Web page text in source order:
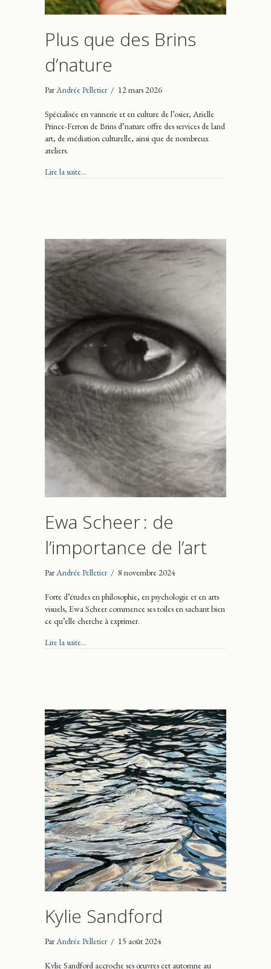
Plus que des Brins
d’nature
ParAndrée Pelletier / 12 mars 2026
Spécialisée en vannerie et en culture de l’osier, Arielle
Prince-Ferron de Brins d’nature offre des services de land
art, de médiation culturelle, ainsi que de nombreux
ateliers.
Lire la suite...
Ewa Scheer : de
l’importance de l’art
ParAndrée Pelletier / 8 novembre 2024
Forte d’études en philosophie, en psychologie et en arts
visuels, Ewa Scheer commence ses toiles en sachant bien
ce qu’elle cherche à exprimer.
Lire la suite...
Kylie Sandford
ParAndrée Pelletier / 15 août 2024
Kylie Sandford accroche ses œuvres cet automne au